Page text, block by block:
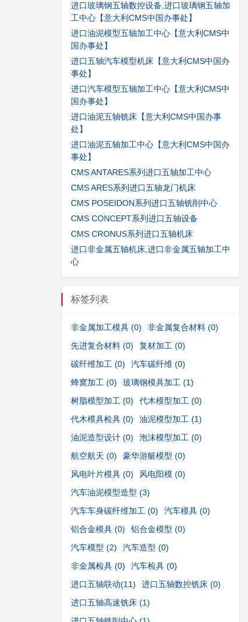
进口玻璃钢五轴数控设备,进口玻璃钢五轴加
工中心【意大利CMS中国办事处】
进口油泥模型五轴加工中心【意大利CMS中
国办事处】
进口五轴汽车模型机床【意大利CMS中国办
事处】
进口汽车模型五轴加工中心【意大利CMS中
国办事处】
进口油泥五轴铣床【意大利CMS中国办事
处】
进口油泥五轴加工中心【意大利CMS中国办
事处】
CMS ANTARES系列进口五轴加工中心
CMS ARES系列进口五轴龙门机床
CMS POSEIDON系列进口五轴铣削中心
CMS CONCEPT系列进口五轴设备
CMS CRONUS系列进口五轴机床
进口非金属五轴机床,进口非金属五轴加工中
心
标签列表
非金属加工模具 (0) 非金属复合材料 (0)
先进复合材料 (0) 复材加工 (0)
碳纤维加工 (0) 汽车碳纤维 (0)
蜂窝加工 (0) 玻璃钢模具加工 (1)
树脂模型加工 (0) 代木模型加工 (0)
代木模具检具 (0) 油泥模型加工 (1)
油泥造型设计 (0) 泡沫模型加工 (0)
航空航天 (0) 豪华游艇模型 (0)
风电叶片模具 (0) 风电阳模 (0)
汽车油泥模型造型 (3)
汽车车身碳纤维加工 (0) 汽车模具 (0)
铝合金模具 (0) 铝合金模型 (0)
汽车模型 (2) 汽车造型 (0)
非金属检具 (0) 汽车检具 (0)
进口五轴联动(11) 进口五轴数控铣床 (0)
进口五轴高速铣床 (1)